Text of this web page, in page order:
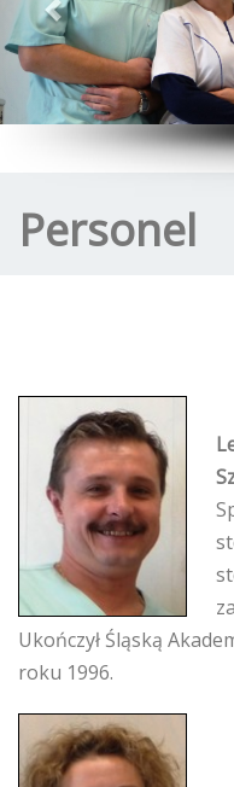
Personel
Ukończył Śląską
roku 1996.